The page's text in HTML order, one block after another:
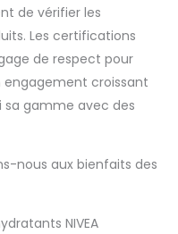
de vérifier les
Les certifications
de respect pour
engagement croissant
sa gamme avec des
nous aux bienfaits des
NIVEA